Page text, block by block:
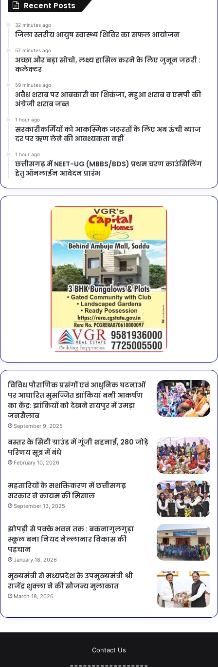
Recent Posts
32 minutes ago
जिला स्तरीय आयुष स्वास्थ्य शिविर का सफल आयोजन
57 minutes ago
अच्छा और बड़ा सोचो, लक्ष्य हासिल करने के लिए जुनून जरूरी :
कलेक्टर
59 minutes ago
अवैध शराब पर आबकारी का शिकंजा, महुआ शराब व एमपी की
अंग्रेजी शराब जब्त
1 hour ago
सरकारीकर्मियों को आकस्मिक जरूरतों के लिए अब ऊंची ब्याज
दर पर ऋण लेने की आवश्यकता नहीं
1 hour ago
छत्तीसगढ़ में NEET-UG (MBBS/BDS) प्रथम चरण काउंसिलिंग
हेतु ऑनलाईन आवेदन प्रारंभ
विविध पौराणिक प्रसंगों एवं आधुनिक घटनाओं
पर आधारित सुसज्जित झांकियां बनी आकर्षण
का केंद्र: झांकियों को देखने रायपुर में उमड़ा
जनसैलाब
September 9, 2025
बस्तर के सिटी ग्राउंड में गूंजी शहनाई, 280 जोड़े
परिणय सूत्र में बंधे
February 10, 2026
महतारियों के सशक्तिकरण में छत्तीसगढ़
सरकार ने कायम की मिसाल
September 13, 2025
झोपड़ी से पक्के भवन तक : बकनागुलगुड़ा
स्कूल बना नियद नेल्लानार विकास की
पहचान
January 18, 2026
मुख्यमंत्री से मध्यप्रदेश के उपमुख्यमंत्री श्री
राजेंद्र शुक्ला ने की सौजन्य मुलाकात
March 18, 2026
Contact Us